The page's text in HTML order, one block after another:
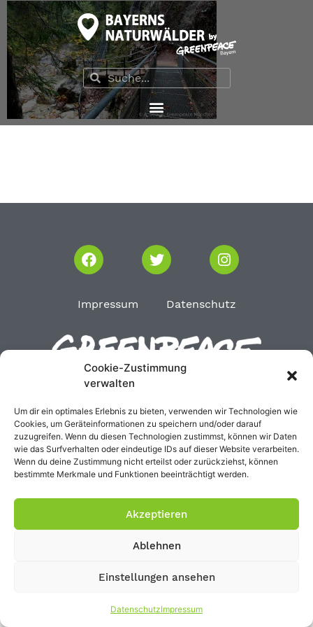
Cookie-Zustimmung
verwalten
Um dir ein optimales Erlebnis zu bieten, verwenden wir Technologien wie
Cookies, um Geräteinformationen zu speichern und/oder darauf
zuzugreifen. Wenn du diesen Technologien zustimmst, können wir Daten
wie das Surfverhalten oder eindeutige IDs auf dieser Website verarbeiten.
Wenn du deine Zustimmung nicht erteilst oder zurückziehst, können
bestimmte Merkmale und Funktionen beeinträchtigt werden.
Akzeptieren
Ablehnen
Einstellungen ansehen
DatenschutzImpressum
Impressum Datenschutz